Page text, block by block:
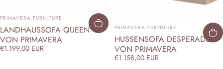
ANBIETER:
PRIMAVERA FURNITURE
LANDHAUSSOFA QUEEN
VON PRIMAVERA
€1.199,00 EUR
ANBIETER:
PRIMAVERA FURNITURE
HUSSENSOFA DESPERADO
VON PRIMAVERA
€1.158,00 EUR